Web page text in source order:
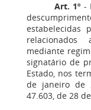
Art. 1º -
estabelecidas
relacionados
mediante
signatário de
Estado, nos
de janeiro de
47.603, de 28